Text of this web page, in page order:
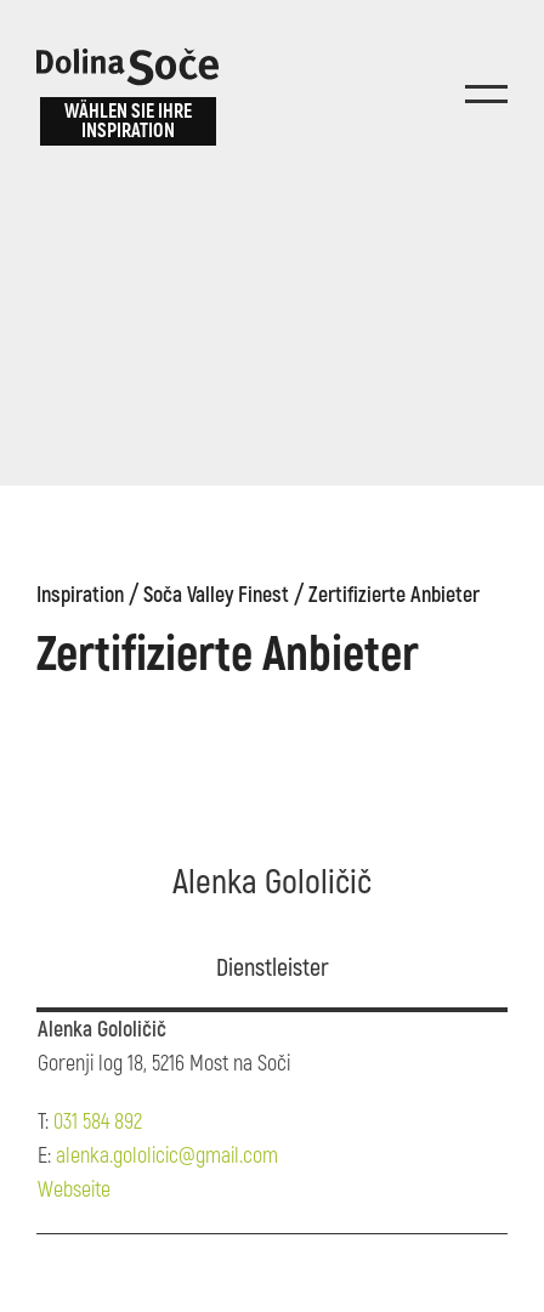
WÄHLEN SIE IHRE
INSPIRATION
Inspiration/Soča Valley Finest/Zertifizierte Anbieter
Zertifizierte Anbieter
Inspiration
finden
Kanin Wanderwege
Museum
Wählen Sie ein
Alenka Gololičič
Dienstleister
Alenka Gololičič
Gorenji log 18, 5216 Most na Soči
T: 031 584 892
E:alenka.gololicic@gmail.com
Webseite